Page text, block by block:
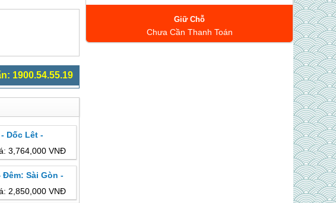
Giữ Chỗ
Chưa Cần Thanh Toán
1900.54.55.19
Dốc Lêt -
3,764,000 VNĐ
Đêm: Sài Gòn -
2,850,000 VNĐ